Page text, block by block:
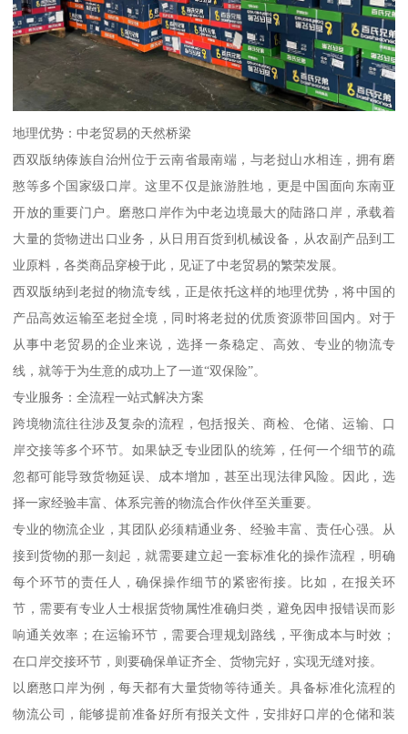
地理优势：中老贸易的天然桥梁
西双版纳傣族自治州位于云南省最南端，与老挝山水相连，拥有磨
憨等多个国家级口岸。这里不仅是旅游胜地，更是中国面向东南亚
开放的重要门户。磨憨口岸作为中老边境最大的陆路口岸，承载着
大量的货物进出口业务，从日用百货到机械设备，从农副产品到工
业原料，各类商品穿梭于此，见证了中老贸易的繁荣发展。
西双版纳到老挝的物流专线，正是依托这样的地理优势，将中国的
产品高效运输至老挝全境，同时将老挝的优质资源带回国内。对于
从事中老贸易的企业来说，选择一条稳定、高效、专业的物流专
线，就等于为生意的成功上了一道“双保险”。
专业服务：全流程一站式解决方案
跨境物流往往涉及复杂的流程，包括报关、商检、仓储、运输、口
岸交接等多个环节。如果缺乏专业团队的统筹，任何一个细节的疏
忽都可能导致货物延误、成本增加，甚至出现法律风险。因此，选
择一家经验丰富、体系完善的物流合作伙伴至关重要。
专业的物流企业，其团队必须精通业务、经验丰富、责任心强。从
接到货物的那一刻起，就需要建立起一套标准化的操作流程，明确
每个环节的责任人，确保操作细节的紧密衔接。比如，在报关环
节，需要有专业人士根据货物属性准确归类，避免因申报错误而影
响通关效率；在运输环节，需要合理规划路线，平衡成本与时效；
在口岸交接环节，则要确保单证齐全、货物完好，实现无缝对接。
以磨憨口岸为例，每天都有大量货物等待通关。具备标准化流程的
物流公司，能够提前准备好所有报关文件，安排好口岸的仓储和装